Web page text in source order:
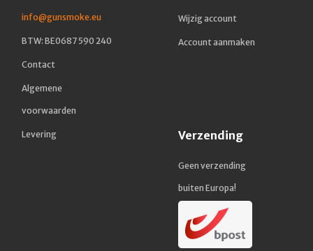
info@gunsmoke.eu
BTW: BE0687 590 240
Contact
Algemene
voorwaarden
Levering
Wijzig account
Account aanmaken
Verzending
Geen verzending
buiten Europa!